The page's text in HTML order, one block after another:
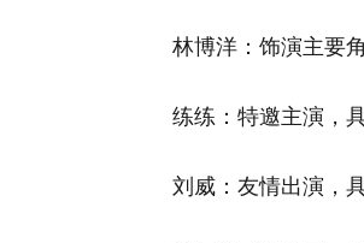
林博洋‌：饰演主要
练练‌：特邀主演，
刘威‌：友情出演，